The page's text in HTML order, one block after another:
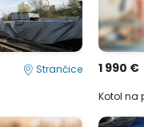
Strančice 1 990 €
Kotol na